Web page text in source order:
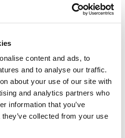
content and ads, to
and to analyse our traffic.
about your use of our site with
and analytics partners who
information that you’ve
collected from your use
ni barras de serie.
instructions